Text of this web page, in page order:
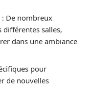
: De nombreux
différentes salles,
dans une ambiance
pour
de nouvelles